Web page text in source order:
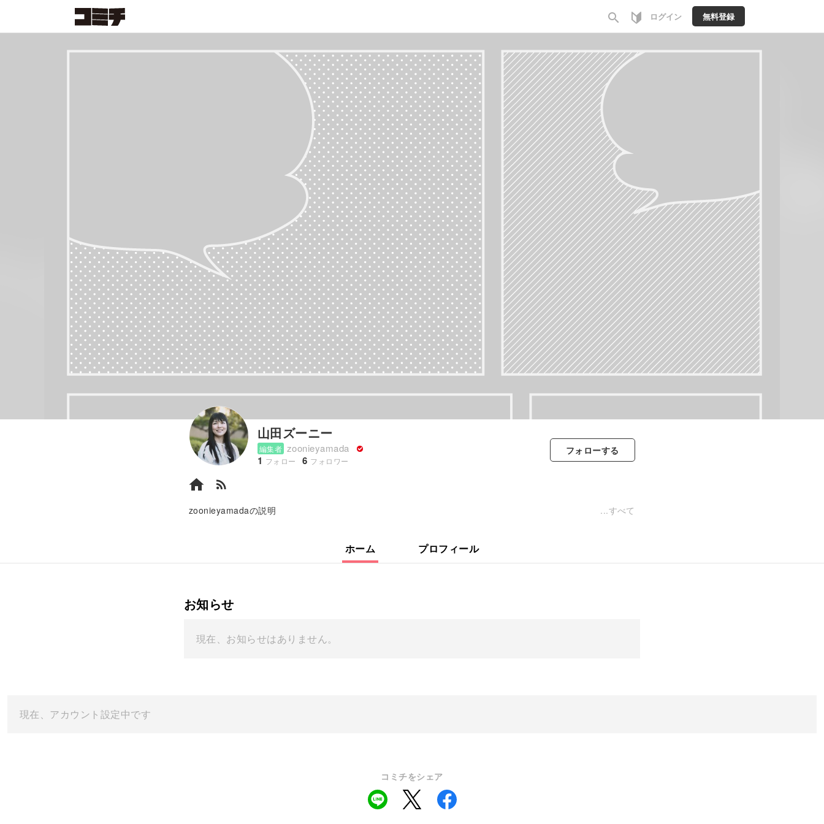
search ログイン 無料登録
山田ズーニー
編集者 zoonieyamada
1 フォロー 6 フォロワー
フォローする
rss_feed
zoonieyamadaの説明 すべて
ホーム プロフィール
お知らせ
現在、お知らせはありません。
現在、アカウント設定中です
コミチをシェア